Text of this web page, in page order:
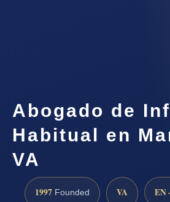
Abogado de
Habitual en
VA
1997 Founded VA EN